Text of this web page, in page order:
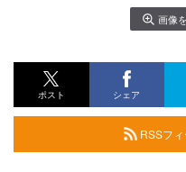
画像
ポスト シェア
RSSフィ